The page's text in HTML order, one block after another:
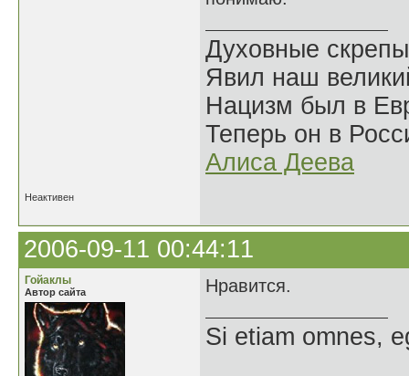
Духовные
Явил наш
Нацизм был в
Теперь он в
Алиса Деева
Неактивен
2006-09-11 00:44:11
Гойаклы
Автор сайта Нравится.
Si etiam omnes,